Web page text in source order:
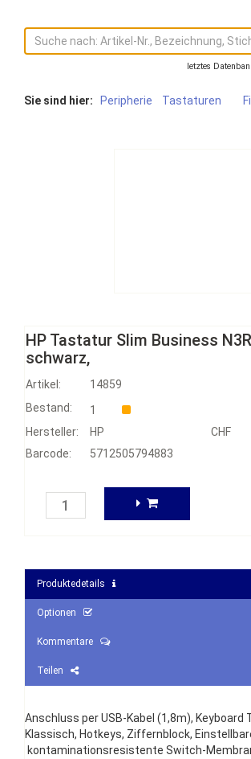
letztes
Sie sind hier: Peripherie Tastaturen
HP Tastatur Slim Business
schwarz,
Artikel: 14859
CHF
Bestand:
1
Hersteller:
HP
Barcode:
5712505794883
Produktedetails
Optionen
Kommentare
Teilen
Anschluss per USB-Kabel (1,8m), Keyboard
Klassisch, Hotkeys, Ziffernblock,
kontaminationsresistente Switch-